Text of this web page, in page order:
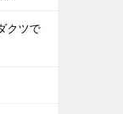
クツで